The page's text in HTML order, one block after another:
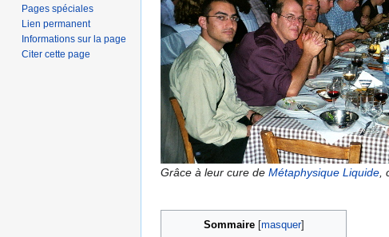
Grâce à leur cure de Métaphysique Liquide
Sommaire
Pages spéciales
Lien permanent
Informations sur la page
Citer cette page